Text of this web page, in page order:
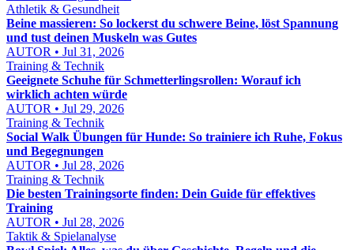
Athletik & Gesundheit
Beine massieren: So lockerst du schwere Beine, löst Spannung
und tust deinen Muskeln was Gutes
AUTOR • Jul 31, 2026
Training & Technik
Geeignete Schuhe für Schmetterlingsrollen: Worauf ich
wirklich achten würde
AUTOR • Jul 29, 2026
Training & Technik
Social Walk Übungen für Hunde: So trainiere ich Ruhe, Fokus
und Begegnungen
AUTOR • Jul 28, 2026
Training & Technik
Die besten Trainingsorte finden: Dein Guide für effektives
Training
AUTOR • Jul 28, 2026
Taktik & Spielanalyse